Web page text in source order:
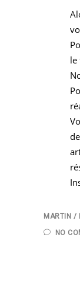
le
MARTIN
NO